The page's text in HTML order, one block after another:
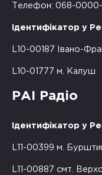
Телефон: 068-0000-
Ідентифікатор у
L10-00187 Івано-
L10-01777 м. Калуш
РАІ Радіо
Ідентифікатор у
L11-00399 м.
L11-00887 смт.